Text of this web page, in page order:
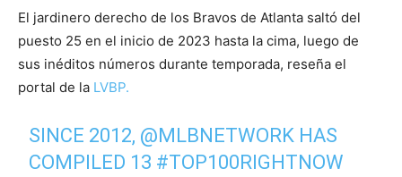
El jardinero derecho de los Bravos de Atlanta saltó del
puesto 25 en el inicio de 2023 hasta la cima, luego de
sus inéditos números durante temporada, reseña el
portal de la LVBP.
SINCE 2012, @MLBNETWORK HAS
COMPILED 13 #TOP100RIGHTNOW